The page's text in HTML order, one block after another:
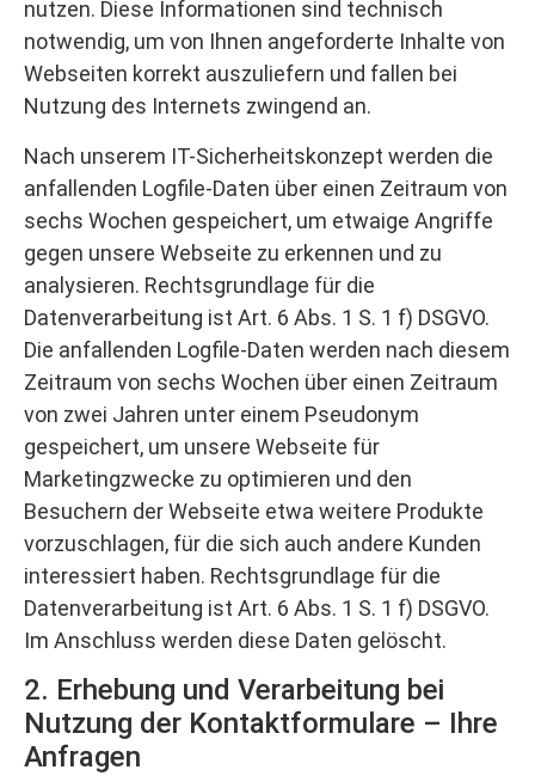
nutzen. Diese Informationen sind technisch
notwendig, um von Ihnen angeforderte Inhalte von
Webseiten korrekt auszuliefern und fallen bei
Nutzung des Internets zwingend an.
Nach unserem IT-Sicherheitskonzept werden die
anfallenden Logfile-Daten über einen Zeitraum von
sechs Wochen gespeichert, um etwaige Angriffe
gegen unsere Webseite zu erkennen und zu
analysieren. Rechtsgrundlage für die
Datenverarbeitung ist Art. 6 Abs. 1 S. 1 f) DSGVO.
Die anfallenden Logfile-Daten werden nach diesem
Zeitraum von sechs Wochen über einen Zeitraum
von zwei Jahren unter einem Pseudonym
gespeichert, um unsere Webseite für
Marketingzwecke zu optimieren und den
Besuchern der Webseite etwa weitere Produkte
vorzuschlagen, für die sich auch andere Kunden
interessiert haben. Rechtsgrundlage für die
Datenverarbeitung ist Art. 6 Abs. 1 S. 1 f) DSGVO.
Im Anschluss werden diese Daten gelöscht.
2. Erhebung und Verarbeitung bei
Nutzung der Kontaktformulare – Ihre
Anfragen